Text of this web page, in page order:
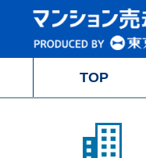
TOP